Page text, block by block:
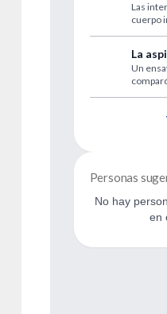
yoga,
Las
cuerpo
La
los
Un
Personas
No hay
en